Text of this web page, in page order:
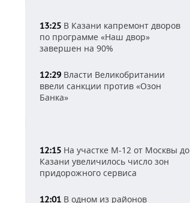
13:25 В Казани капремонт дворов
по программе «Наш двор»
завершен на 90%
12:29 Власти Великобритании
ввели санкции против «Озон
Банка»
12:15 На участке М-12 от Москвы до
Казани увеличилось число зон
придорожного сервиса
12:01 В одном из районов